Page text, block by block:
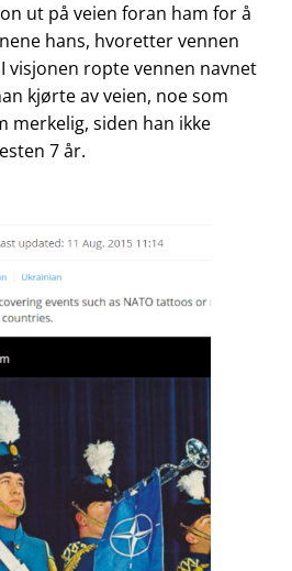
ut på veien foran ham for å
hans, hvoretter vennen
visjonen ropte vennen navnet
kjørte av veien, noe som
merkelig, siden han ikke
7 år.